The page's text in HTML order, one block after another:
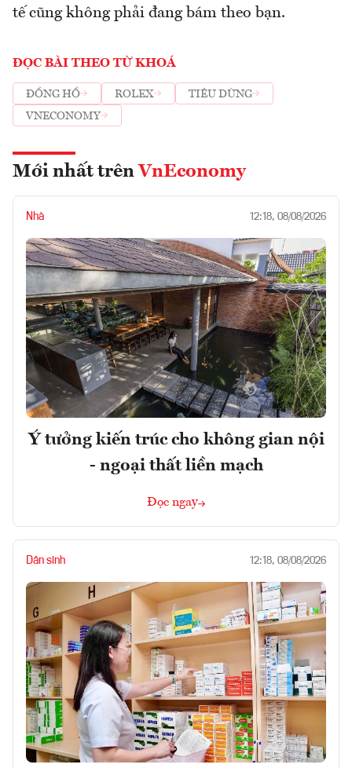
tế cũng không phải đang bám theo bạn.
ĐỌC BÀI THEO TỪ KHOÁ
ĐỒNG HỒ ROLEX
TIÊU DÙNG
VNECONOMY
Mới nhất trên VnEconomy
Nhà 12:18, 08/08/2026
Ý tưởng kiến trúc cho không gian nội
- ngoại thất liền mạch
Đọc ngay
Dân sinh 12:18, 08/08/2026